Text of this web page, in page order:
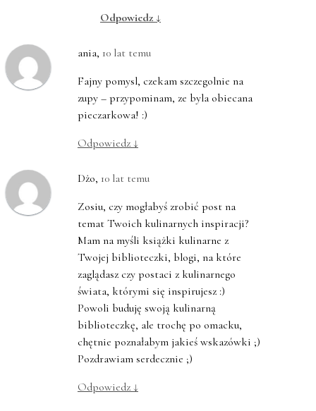
Odpowiedz ↓
ania, 10 lat temu
Fajny pomysl, czekam szczegolnie na
zupy – przypominam, ze byla obiecana
pieczarkowa! :)
Odpowiedz ↓
Dżo, 10 lat temu
Zosiu, czy mogłabyś zrobić post na
temat Twoich kulinarnych inspiracji?
Mam na myśli książki kulinarne z
Twojej biblioteczki, blogi, na które
zaglądasz czy postaci z kulinarnego
świata, którymi się inspirujesz :)
Powoli buduję swoją kulinarną
biblioteczkę, ale trochę po omacku,
chętnie poznałabym jakieś wskazówki ;)
Pozdrawiam serdecznie ;)
Odpowiedz ↓